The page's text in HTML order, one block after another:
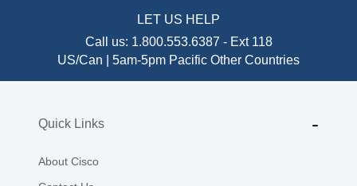
LET US HELP
Call us: 1.800.553.6387 - Ext 118
US/Can | 5am-5pm Pacific Other Countries